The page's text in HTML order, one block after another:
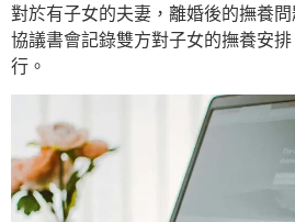
對於有子女的夫妻，離婚後的撫養
協議書會記錄雙方對子女的撫養安
行。